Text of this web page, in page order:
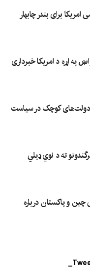
برای بندر چابهار
په اړه د امریکا خبرداری
کوچک در سیاست
ته د نوي ډیلي
چین و پاکستان درباره